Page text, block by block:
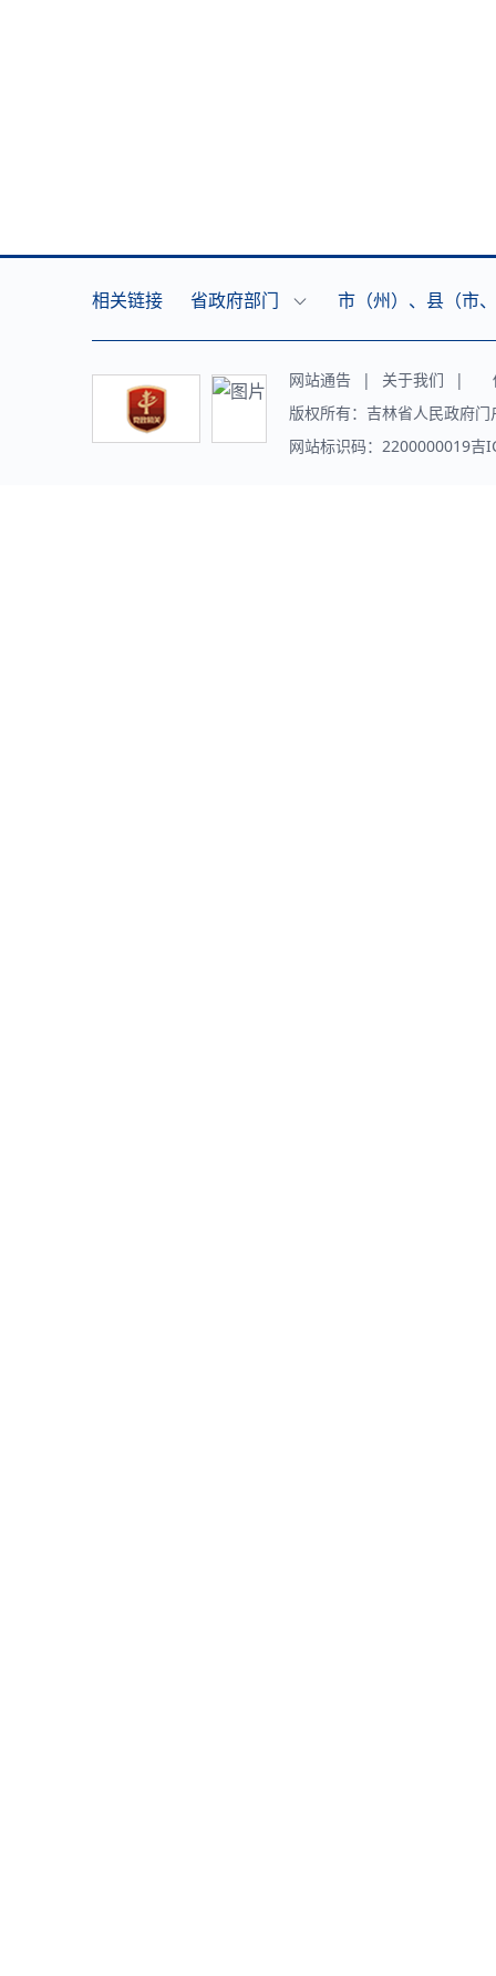
相关链接 省政府部门 市（州）、县（市
网站通告 | 关于我们 |
版权所有：吉林省人民政府
网站标识码：2200000019